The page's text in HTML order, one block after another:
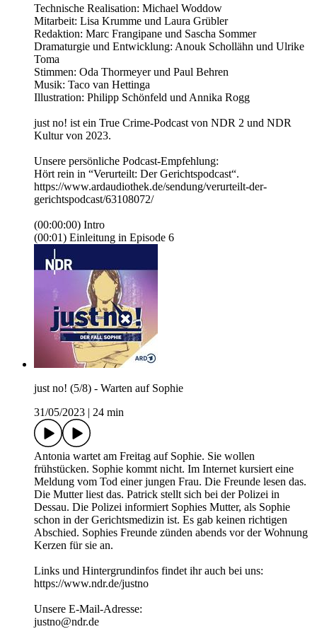
Technische Realisation: Michael Woddow
Mitarbeit: Lisa Krumme und Laura Grübler
Redaktion: Marc Frangipane und Sascha Sommer
Dramaturgie und Entwicklung: Anouk Schollähn und Ulrike
Toma
Stimmen: Oda Thormeyer und Paul Behren
Musik: Taco van Hettinga
Illustration: Philipp Schönfeld und Annika Rogg
just no! ist ein True Crime-Podcast von NDR 2 und NDR
Kultur von 2023.
Unsere persönliche Podcast-Empfehlung:
Hört rein in “Verurteilt: Der Gerichtspodcast“.
https://www.ardaudiothek.de/sendung/verurteilt-der-
gerichtspodcast/63108072/
(00:00:00) Intro
(00:01) Einleitung in Episode 6
just no! (5/8) - Warten auf Sophie
31/05/2023
24 min
Antonia wartet am Freitag auf Sophie. Sie wollen
frühstücken. Sophie kommt nicht. Im Internet kursiert eine
Meldung vom Tod einer jungen Frau. Die Freunde lesen das.
Die Mutter liest das. Patrick stellt sich bei der Polizei in
Dessau. Die Polizei informiert Sophies Mutter, als Sophie
schon in der Gerichtsmedizin ist. Es gab keinen richtigen
Abschied. Sophies Freunde zünden abends vor der Wohnung
Kerzen für sie an.
Links und Hintergrundinfos findet ihr auch bei uns:
https://www.ndr.de/justno
Unsere E-Mail-Adresse:
justno@ndr.de